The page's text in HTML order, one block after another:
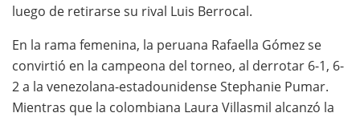
luego de retirarse su rival Luis Berrocal.
En la rama femenina, la peruana Rafaella Gómez se
convirtió en la campeona del torneo, al derrotar 6-1, 6-
2 a la venezolana-estadounidense Stephanie Pumar.
Mientras que la colombiana Laura Villasmil alcanzó la